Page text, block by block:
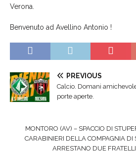
Verona.
Benvenuto ad Avellino Antonio !
PREVIOUS
Calcio. Domani
porte aperte.
MONTORO (AV) – SPACCIO DI
CARABINIERI DELLA COMPAGNIA DI
ARRESTANO DUE FRATELLI